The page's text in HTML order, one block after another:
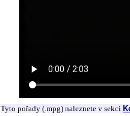
Tyto pořady (.mpg) naleznete v sekci